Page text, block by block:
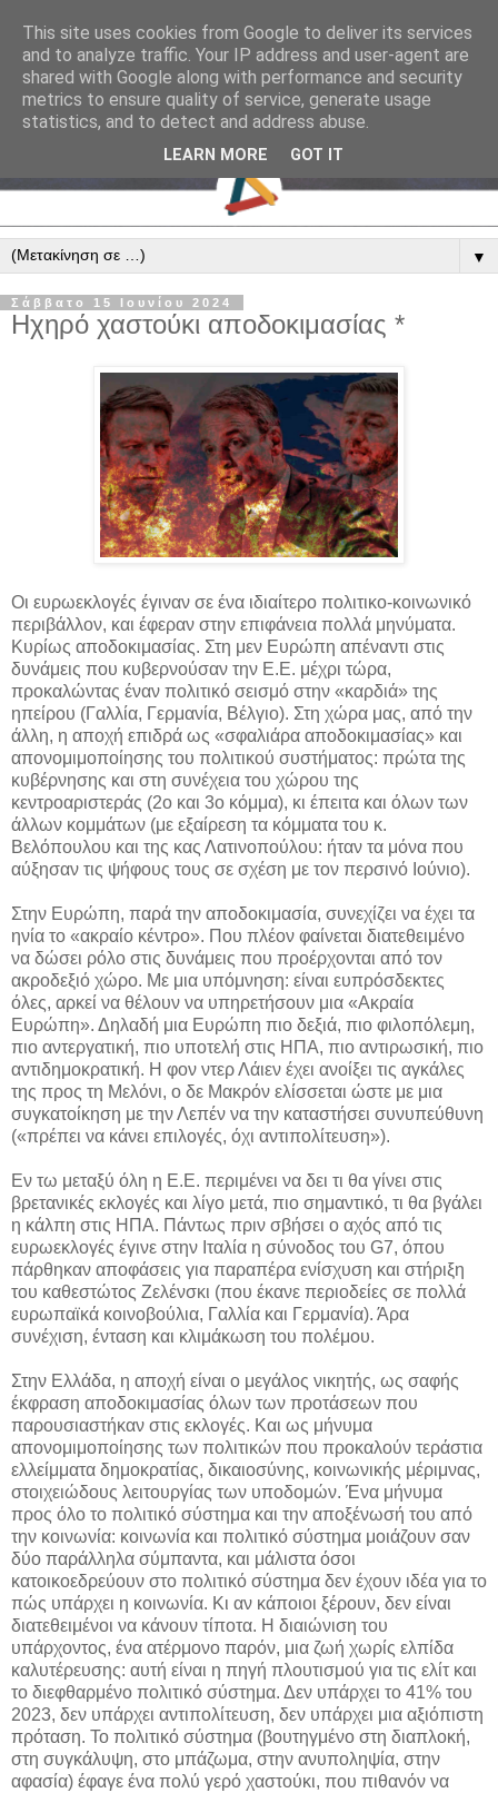
▼
Σάββατο 15 Ιουνίου 2024
Ηχηρό χαστούκι αποδοκιμασίας *
Οι ευρωεκλογές έγιναν σε ένα ιδιαίτερο πολιτικο-κοινωνικό
περιβάλλον, και έφεραν στην επιφάνεια πολλά μηνύματα.
Κυρίως αποδοκιμασίας. Στη μεν Ευρώπη απέναντι στις
δυνάμεις που κυβερνούσαν την Ε.Ε. μέχρι τώρα,
προκαλώντας έναν πολιτικό σεισμό στην «καρδιά» της
ηπείρου (Γαλλία, Γερμανία, Βέλγιο). Στη χώρα μας, από την
άλλη, η αποχή επιδρά ως «σφαλιάρα αποδοκιμασίας» και
απονομιμοποίησης του πολιτικού συστήματος: πρώτα της
κυβέρνησης και στη συνέχεια του χώρου της
κεντροαριστεράς (2ο και 3ο κόμμα), κι έπειτα και όλων των
άλλων κομμάτων (με εξαίρεση τα κόμματα του κ.
Βελόπουλου και της κας Λατινοπούλου: ήταν τα μόνα που
αύξησαν τις ψήφους τους σε σχέση με τον περσινό Ιούνιο).
Στην Ευρώπη, παρά την αποδοκιμασία, συνεχίζει να έχει τα
ηνία το «ακραίο κέντρο». Που πλέον φαίνεται διατεθειμένο
να δώσει ρόλο στις δυνάμεις που προέρχονται από τον
ακροδεξιό χώρο. Με μια υπόμνηση: είναι ευπρόσδεκτες
όλες, αρκεί να θέλουν να υπηρετήσουν μια «Ακραία
Ευρώπη». Δηλαδή μια Ευρώπη πιο δεξιά, πιο φιλοπόλεμη,
πιο αντεργατική, πιο υποτελή στις ΗΠΑ, πιο αντιρωσική, πιο
αντιδημοκρατική. Η φον ντερ Λάιεν έχει ανοίξει τις αγκάλες
της προς τη Μελόνι, ο δε Μακρόν ελίσσεται ώστε με μια
συγκατοίκηση με την Λεπέν να την καταστήσει συνυπεύθυνη
(«πρέπει να κάνει επιλογές, όχι αντιπολίτευση»).
Εν τω μεταξύ όλη η Ε.Ε. περιμένει να δει τι θα γίνει στις
βρετανικές εκλογές και λίγο μετά, πιο σημαντικό, τι θα βγάλει
η κάλπη στις ΗΠΑ. Πάντως πριν σβήσει ο αχός από τις
ευρωεκλογές έγινε στην Ιταλία η σύνοδος του G7, όπου
πάρθηκαν αποφάσεις για παραπέρα ενίσχυση και στήριξη
του καθεστώτος Ζελένσκι (που έκανε περιοδείες σε πολλά
ευρωπαϊκά κοινοβούλια, Γαλλία και Γερμανία). Άρα
συνέχιση, ένταση και κλιμάκωση του πολέμου.
Στην Ελλάδα, η αποχή είναι ο μεγάλος νικητής, ως σαφής
έκφραση αποδοκιμασίας όλων των προτάσεων που
παρουσιαστήκαν στις εκλογές. Και ως μήνυμα
απονομιμοποίησης των πολιτικών που προκαλούν τεράστια
ελλείμματα δημοκρατίας, δικαιοσύνης, κοινωνικής μέριμνας,
στοιχειώδους λειτουργίας των υποδομών. Ένα μήνυμα
προς όλο το πολιτικό σύστημα και την αποξένωσή του από
την κοινωνία: κοινωνία και πολιτικό σύστημα μοιάζουν σαν
δύο παράλληλα σύμπαντα, και μάλιστα όσοι
κατοικοεδρεύουν στο πολιτικό σύστημα δεν έχουν ιδέα για το
πώς υπάρχει η κοινωνία. Κι αν κάποιοι ξέρουν, δεν είναι
διατεθειμένοι να κάνουν τίποτα. Η διαιώνιση του
υπάρχοντος, ένα ατέρμονο παρόν, μια ζωή χωρίς ελπίδα
καλυτέρευσης: αυτή είναι η πηγή πλουτισμού για τις ελίτ και
το διεφθαρμένο πολιτικό σύστημα. Δεν υπάρχει το 41% του
2023, δεν υπάρχει αντιπολίτευση, δεν υπάρχει μια αξιόπιστη
πρόταση. Το πολιτικό σύστημα (βουτηγμένο στη διαπλοκή,
στη συγκάλυψη, στο μπάζωμα, στην ανυποληψία, στην
αφασία) έφαγε ένα πολύ γερό χαστούκι, που πιθανόν να
This site uses cookies from Google to deliver its services
and to analyze traffic. Your IP address and user-agent are
shared with Google along with performance and security
metrics to ensure quality of service, generate usage
statistics, and to detect and address abuse.
LEARN MORE GOT IT